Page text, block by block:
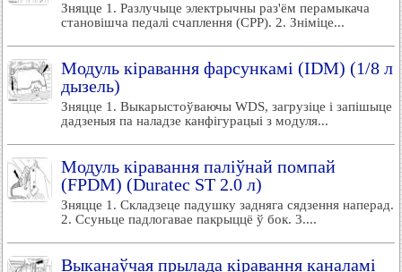
Зняцце 1. Разлучыце электрычны раз'ём перамыкача
становішча педалі счаплення (СРР). 2. Зніміце...
Модуль кіравання фарсункамі (IDM) (1/8 л
дызель)
Зняцце 1. Выкарыстоўваючы WDS, загрузіце і запішыце
дадзеныя па наладзе канфігурацыі з модуля...
Модуль кіравання паліўнай помпай
(FPDM) (Duratec ST 2.0 л)
Зняцце 1. Складзеце падушку задняга сядзення наперад.
2. Ссуньце падлогавае пакрыццё ў бок. 3....
Выканаўчая прылада кіравання каналамі